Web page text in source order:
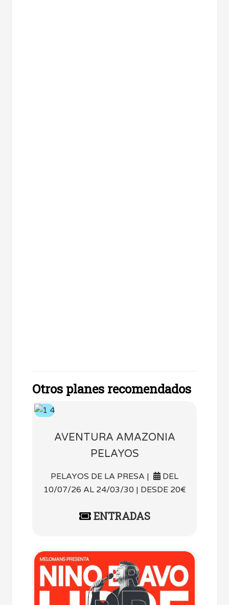
Otros planes recomendados
AVENTURA AMAZONIA
PELAYOS
PELAYOS DE LA PRESA |
DEL
10/07/26 AL 24/03/30 | DESDE 20€
ENTRADAS